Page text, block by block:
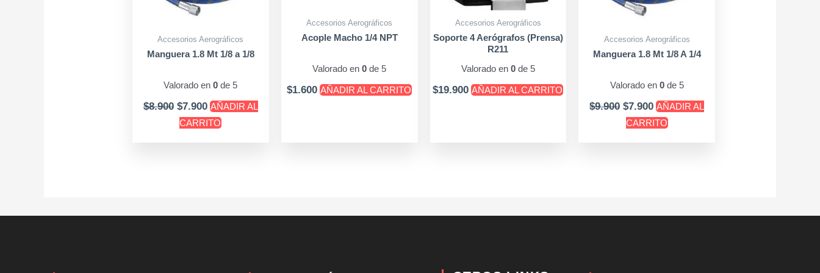
Accesorios Aerográficos
Manguera 1.8 Mt 1/8 a 1/8
Valorado en0 de 5
$8.900 $7.900 AÑADIR AL
CARRITO
Accesorios Aerográficos
Acople Macho 1/4 NPT
Valorado en0 de 5
$1.600 AÑADIR AL CARRITO
Accesorios Aerográficos
Soporte 4 Aerógrafos (Prensa)
R211
Valorado en 0de 5
$19.900 AÑADIR AL CARRITO
Accesorios Aerográficos
Manguera 1.8 Mt 1/8 A 1/4
Valorado en 0de 5
$9.900 $7.900 AÑADIR AL
CARRITO